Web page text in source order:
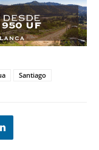
Santiago